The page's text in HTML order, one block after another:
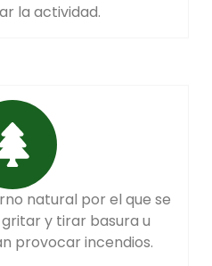
la actividad.
natural por el que se
y tirar basura u
provocar incendios.